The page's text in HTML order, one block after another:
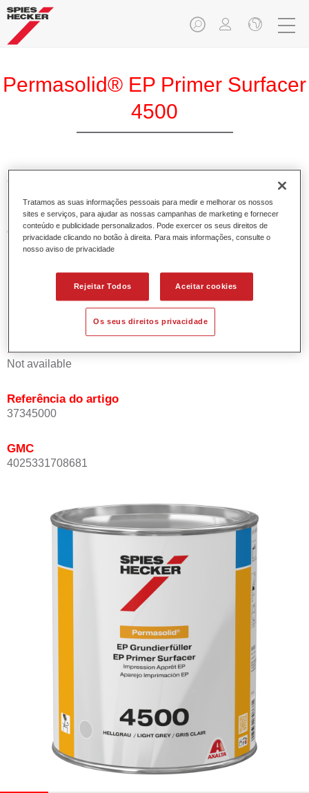
Permasolid® EP Primer Surfacer
4500
O Permasolid Primário Aparelho 4500 cinzento claro é um
primário aparelho 2K baseado em resinas epóxi.
Características do produto
Permite uma aplicação simples.
ou como aparelho lixável.
É também possível a secagem por IV.
Oferece boa protecção contra a corrosão.
Product Variant
Not available
Referência do artigo
37345000
GMC
4025331708681
Tratamos as suas informações pessoais para medir e melhorar os nossos
sites e serviços, para ajudar as nossas campanhas de marketing e fornecer
conteúdo e publicidade personalizados. Pode exercer os seus direitos de
privacidade clicando no botão à direita. Para mais informações, consulte o
nosso aviso de privacidade
Rejeitar Todos Aceitar cookies
Os seus direitos privacidade